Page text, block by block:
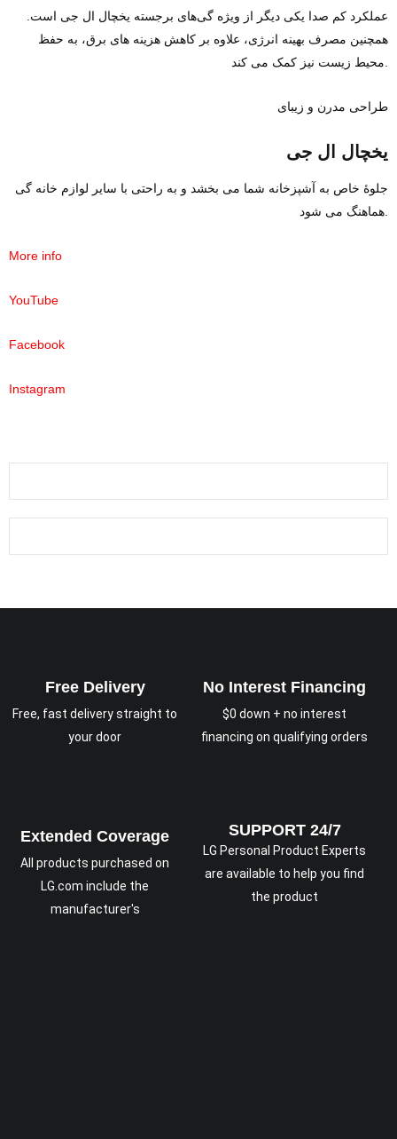
عملکرد کم‌ صدا یکی دیگر از ویژه گی‌های برجسته یخچال ال‌ جی است.
همچنین مصرف بهینه انرژی، علاوه بر کاهش هزینه‌ های برق، به حفظ
طراحی مدرن و زیبای
یخچال ال‌ جی
جلوه‌ٔ خاص به آشپزخانه شما می‌ بخشد و به‌ راحتی با سایر لوازم خانه گی
More info
YouTube
Facebook
Instagram
Free Delivery
Free, fast delivery straight to
your door
No Interest Financing
$0 down + no interest
financing on qualifying orders
Extended Coverage
All products purchased on
LG.com include the
manufacturer's
SUPPORT 24/7
LG Personal Product Experts
are available to help you find
the product